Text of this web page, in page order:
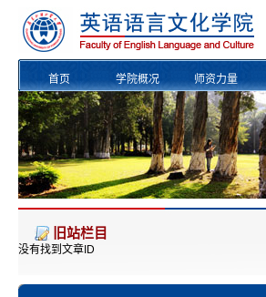
首页 学院概况 师资力量
校友风采
旧站栏目
没有找到文章ID